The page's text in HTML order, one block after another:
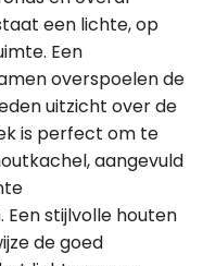
een lichte, op
Een
overspoelen de
uitzicht over de
is perfect om te
aangevuld
stijlvolle houten
de goed